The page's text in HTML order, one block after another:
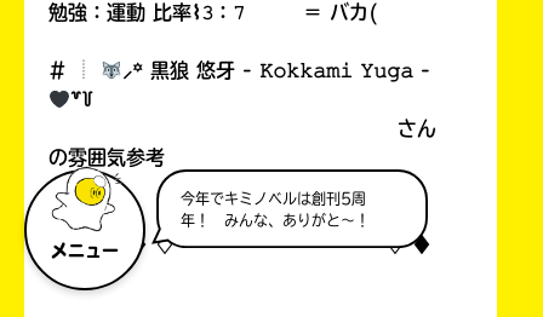
メニュー
今年でキミノベルは創刊5周
年！ みんな、ありがと～！
勉強：運動 比率⌇𝟹：𝟽 ＝ バカ(
# ︎┊︎
⸝꙳ 黒狼 悠牙 - 𝙺𝚘𝚔𝚔𝚊𝚖𝚒 𝚈𝚞𝚐𝚊 -
꒷꒦
さん
の雰囲気参考
♢ ♦︎ ♢ ♦︎ ♢ 𓐄 𓐄 𓐄 𓐄 𓐄 𓐄 𓐄 𓐄 𓐄 𓐄 𓐄 𓐄 ♢ ♦︎
♢ ♦︎ ♢